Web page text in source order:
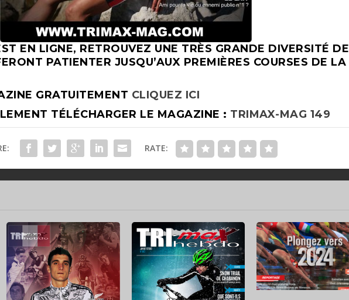
EN LIGNE, RETROUVEZ UNE TRÈS GRANDE DIVERSITÉ DE
PATIENTER JUSQU’AUX PREMIÈRES COURSES DE LA
GRATUITEMENT CLIQUEZ ICI
TÉLÉCHARGER LE MAGAZINE : TRIMAX-MAG 149
RATE: